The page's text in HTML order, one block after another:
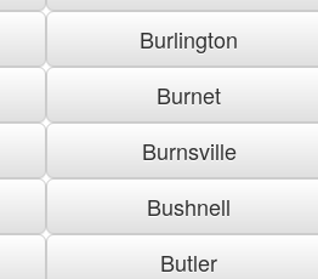
Burlington
Burnet
Burnsville
Bushnell
Butler